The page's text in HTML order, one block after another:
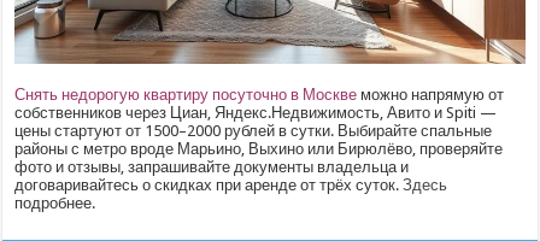
Снять недорогую квартиру посуточно в Москве можно напрямую от
собственников через Циан, Яндекс.Недвижимость, Авито и Spiti —
цены стартуют от 1500–2000 рублей в сутки. Выбирайте спальные
районы с метро вроде Марьино, Выхино или Бирюлёво, проверяйте
фото и отзывы, запрашивайте документы владельца и
договаривайтесь о скидках при аренде от трёх суток.Здесь
подробнее.